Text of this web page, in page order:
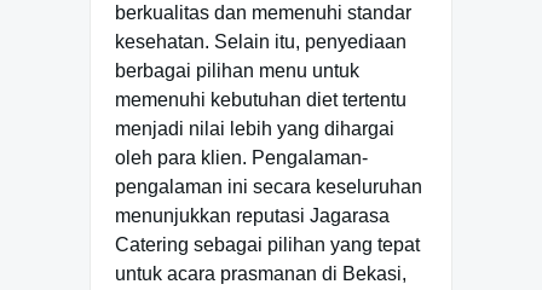
berkualitas dan memenuhi standar
kesehatan. Selain itu, penyediaan
berbagai pilihan menu untuk
memenuhi kebutuhan diet tertentu
menjadi nilai lebih yang dihargai
oleh para klien. Pengalaman-
pengalaman ini secara keseluruhan
menunjukkan reputasi Jagarasa
Catering sebagai pilihan yang tepat
untuk acara prasmanan di Bekasi,